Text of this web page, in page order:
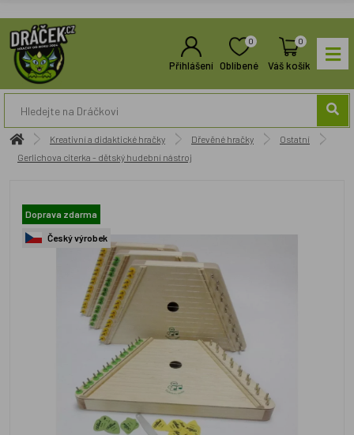
Přihlášení
0
Oblíbené
0
Váš košík
Kreativní a didaktické hračky Dřevěné hračky
Ostatní
Gerlichova citerka - dětský hudební nástroj
Doprava zdarma
Český výrobek